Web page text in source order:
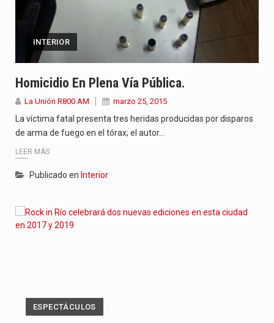
INTERIOR
Homicidio En Plena Vía Pública.
La Unión R800 AM marzo 25, 2015
La víctima fatal presenta tres heridas producidas por disparos
de arma de fuego en el tórax; el autor…
LEER MÁS
Publicado en Interior
ESPECTÁCULOS